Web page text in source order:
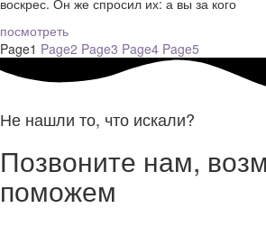
посмотреть
Page1 Page2 Page3 Page4 Page5
Не нашли то, что искали?
Позвоните нам,
поможем